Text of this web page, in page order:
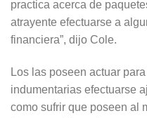
practica acerca de
atrayente efectuarse a
financiera”, dijo Cole.
Los las poseen actuar
indumentarias efectuarse
como sufrir que poseen al